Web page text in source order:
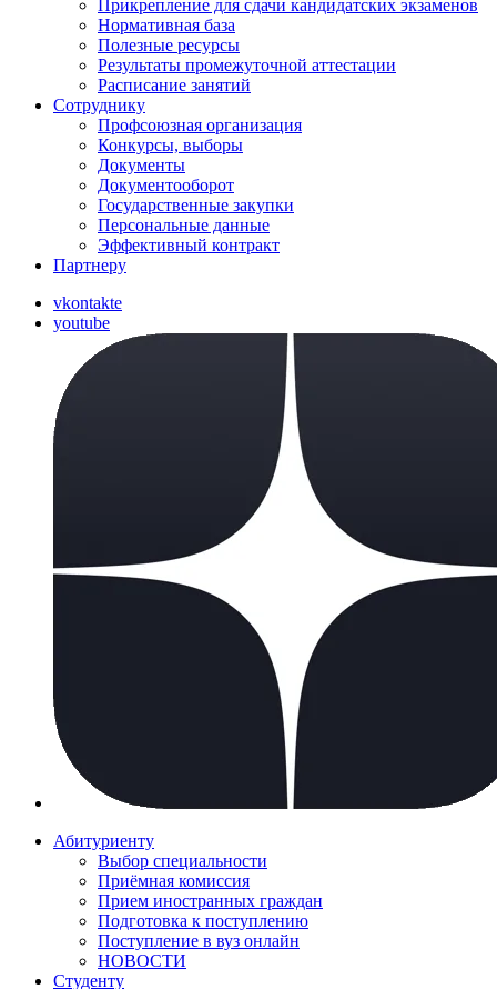
Прикрепление для сдачи кандидатских экзаменов
Нормативная база
Полезные ресурсы
Результаты промежуточной аттестации
Расписание занятий
Сотруднику
Профсоюзная организация
Конкурсы, выборы
Документы
Документооборот
Государственные закупки
Персональные данные
Эффективный контракт
Партнеру
vkontakte
youtube
Абитуриенту
Выбор специальности
Приёмная комиссия
Прием иностранных граждан
Подготовка к поступлению
Поступление в вуз онлайн
НОВОСТИ
Студенту